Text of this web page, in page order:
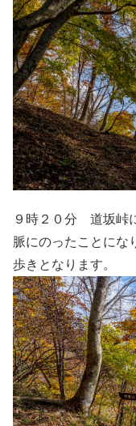
９時２０分 道坂峠
脈にのったことにな
歩きとなります。